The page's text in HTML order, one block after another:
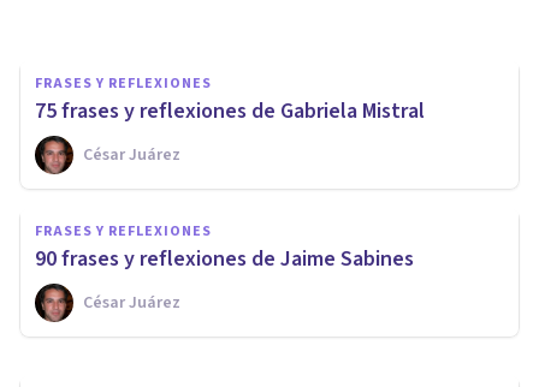
FRASES Y REFLEXIONES
75 frases y reflexiones de Gabriela Mistral
César Juárez
FRASES Y REFLEXIONES
90 frases y reflexiones de Jaime Sabines
César Juárez
FRASES Y REFLEXIONES
80 frases y reflexiones de
Margaret Mead
Xavier Molina